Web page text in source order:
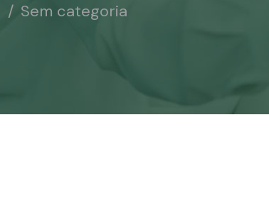
Sem categoria